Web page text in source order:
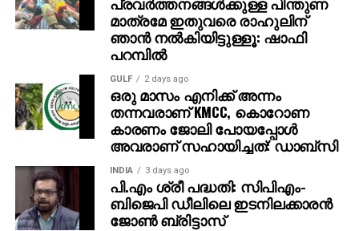
മാത്രമേ ഇതുവരെ രാഹുലിന്
ഞാന്‍ നല്‍കിയിട്ടുള്ളൂ: ഷാഫി
പറമ്പില്‍
GULF 2 days ago
ഒരു മാസം എനിക്ക് അന്നം
തന്നവരാണ് KMCC, കൊറോണ
കാരണം ജോലി പോയപ്പോൾ
അവരാണ് സഹായിച്ചത്: ഡാബ്സി
INDIA 3 days ago
പി.എം ശ്രീ പദ്ധതി: സിപിഎം-
ബിജെപി ഡീലിലെ ഇടനിലക്കാരന്‍
ജോണ്‍ ബ്രിട്ടാസ്‌